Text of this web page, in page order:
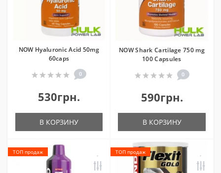
NOW Hyaluronic Acid 50mg
60caps
0
530грн.
В КОРЗИНУ
NOW Shark Cartilage 750 mg
100 Capsules
0
590грн.
В КОРЗИНУ
ТОП продаж ТОП продаж